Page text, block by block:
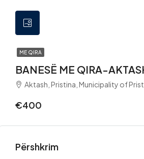
ME QIRA
BANESË ME QIRA-
Aktash, Pristina, Municipality of Pristina, District
€400
Përshkrim